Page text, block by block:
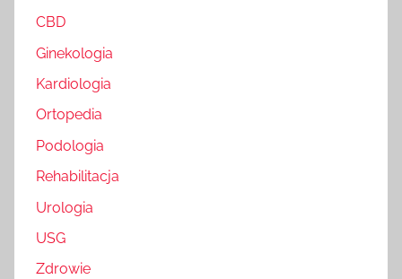
CBD
Ginekologia
Kardiologia
Ortopedia
Podologia
Rehabilitacja
Urologia
USG
Zdrowie